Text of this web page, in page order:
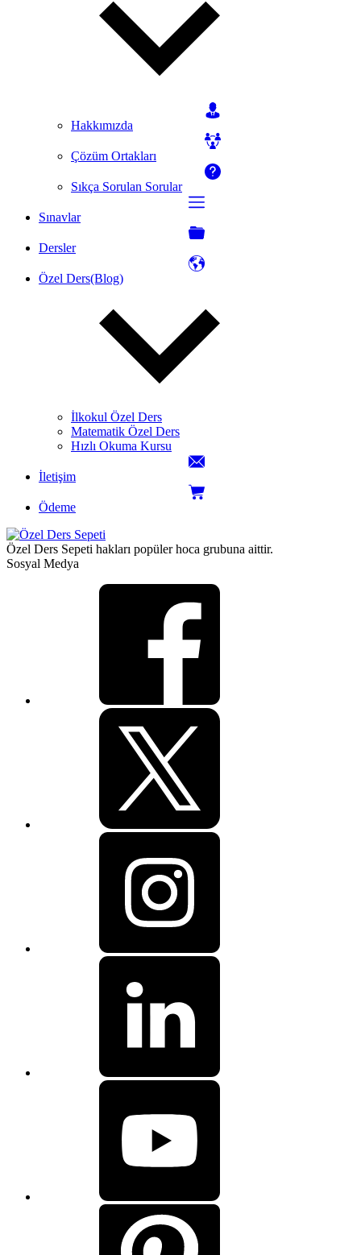
Hakkımızda
Çözüm Ortakları
Sıkça Sorulan Sorular
Sınavlar
Dersler
Özel Ders(Blog)
İlkokul Özel Ders
Matematik Özel Ders
Hızlı Okuma Kursu
İletişim
Ödeme
Özel Ders Sepeti hakları popüler hoca grubuna aittir.
Sosyal Medya